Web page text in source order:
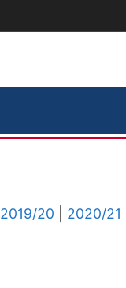
2019/20
2020/21